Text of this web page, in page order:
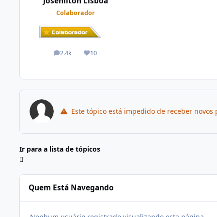
Colaborador
2.4k
posts 10
Reputação
Este tópico está impedido de receber novos
Ir para a lista de tópicos
Quem Está Navegando